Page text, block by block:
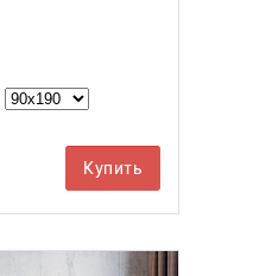
Купить